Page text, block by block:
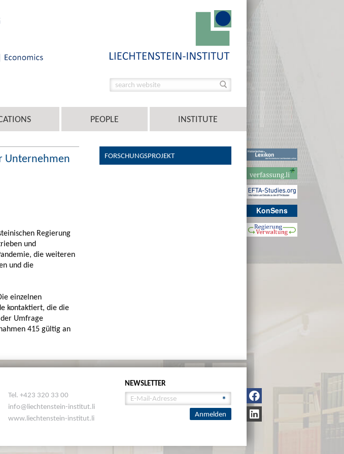
KonSens
PEOPLE INSTITUTE
Unternehmen
Regierung
und
die weiteren
und die
einzelnen
kontaktiert, die die
Umfrage
415 gültig an
FORSCHUNGSPROJEKT
Tel. +423 320 33 00
info@liechtenstein-institut.li
www.liechtenstein-institut.li
NEWSLETTER